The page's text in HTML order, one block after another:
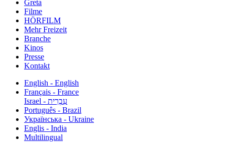
Greta
Filme
HÖRFILM
Mehr Freizeit
Branche
Kinos
Presse
Kontakt
English - English
Français - France
עִבְרִית - Israel
Português - Brazil
Українська - Ukraine
Englis - India
Multilingual